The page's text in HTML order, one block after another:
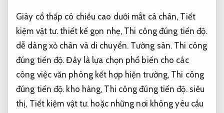
Giày cổ thấp có chiều cao dưới mắt cá chân, Tiết
kiệm vật tư. thiết kế gọn nhẹ, Thi công đúng tiến độ.
dễ dàng xỏ chân và di chuyển. Tường sàn. Thi công
đúng tiến độ. Đây là lựa chọn phổ biến cho các
công việc văn phòng kết hợp hiện trường, Thi công
đúng tiến độ. kho hàng, Thi công đúng tiến độ.siêu
thị, Tiết kiệm vật tư. hoặc những nơi không yêu cầu